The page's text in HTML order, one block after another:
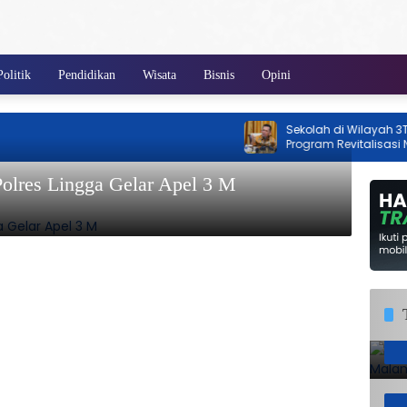
Pendidikan Wisata Bisnis Opini
Sekolah di Wilayah 3T
Program Revitalisasi
2026
Lingga Gelar Apel 3 M